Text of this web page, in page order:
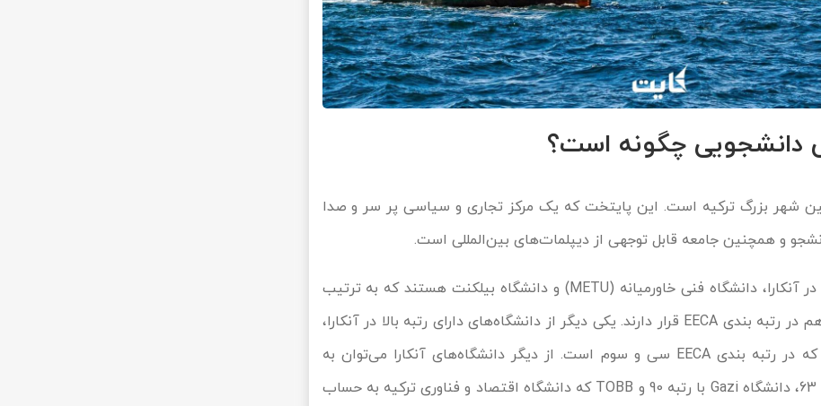
دانشجویی چگونه است؟
شهر بزرگ ترکیه است. این پایتخت که یک مرکز تجاری و سیاسی پر سر و صدا
و همچنین جامعه قابل توجهی از دیپلمات‌های بین‌المللی است.
دو دانشگاه با بالاترین رتبه در آنکارا، دانشگاه فنی خاورمیانه (METU) و دانشگاه بیلکنت هستند که به ترتیب
در رتبه‌های هشتم و چهاردهم در رتبه بندی EECA قرار دارند. یکی دیگر از دانشگاه‌های دارای رتبه بالا در آنکارا،
دانشگاه Hacettepe است که در رتبه بندی EECA سی و سوم است. از دیگر دانشگاه‌های آنکارا می‌توان به
دانشگاه Enversites با رتبه 63، دانشگاه Gazi با رتبه 90 و TOBB که دانشگاه اقتصاد و فناوری ترکیه به حساب